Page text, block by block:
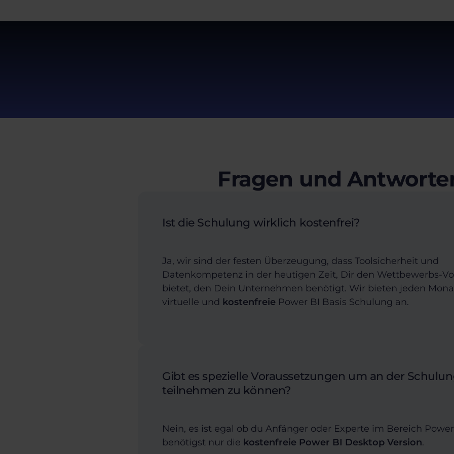
Fragen und
Ist die Schulung wirklich kostenfrei?
Ja, wir sind der festen Überzeugung, dass Toolsicherheit und
Datenkompetenz in der heutigen Zeit, Dir den Wettbewerbs-
bietet, den Dein Unternehmen benötigt. Wir bieten jeden
virtuelle und kostenfreie Power BI Basis Schulung an.
Gibt es spezielle Voraussetzungen um an der
teilnehmen zu können?
Nein, es ist egal ob du Anfänger oder Experte im Bereich
benötigst nur die kostenfreie Power BI Desktop Version.